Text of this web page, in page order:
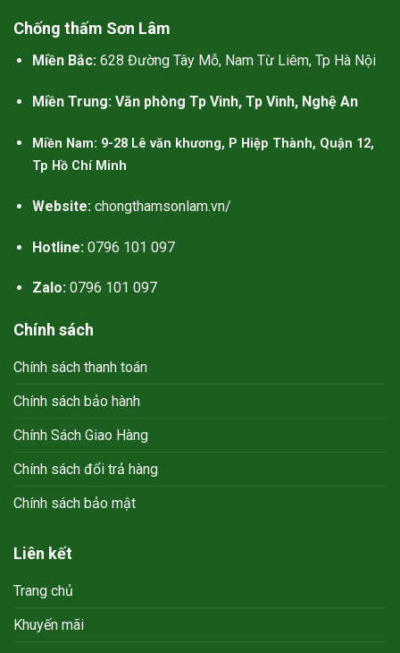
奧利司他的排油減肥效果更被
。可以認為羅氏鮮比 減肥藥 比
麗更好。更重要的是，本人對
貝麗不適合我。
Chống thấm Sơn Lâm
Miền Bắc: 628 Đường Tây Mỗ, Nam Từ Liêm, Tp Hà Nội
Miền Trung: Văn phòng Tp Vinh, Tp Vinh, Nghệ An
Miền Nam: 9-28 Lê văn khương, P Hiệp Thành, Quận 12,
Tp Hồ Chí Minh
Website:chongthamsonlam.vn/
Hotline: 0796 101 097
Zalo:0796 101 097
Chính sách
Chính sách thanh toán
Chính sách bảo hành
Chính Sách Giao Hàng
Chính sách đổi trả hàng
Chính sách bảo mật
Liên kết
Trang chủ
Khuyến mãi